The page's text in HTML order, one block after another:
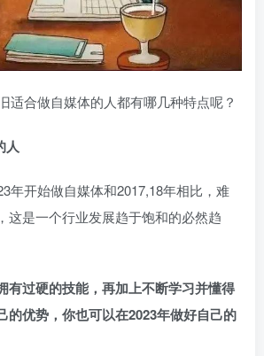
适合做自媒体的人都有哪几种特点呢？
人
年开始做自媒体和2017,18年相比，难
这是一个行业发展趋于饱和的必然趋
有过硬的技能，再加上不断学习并懂得
的优势，你也可以在2023年做好自己的